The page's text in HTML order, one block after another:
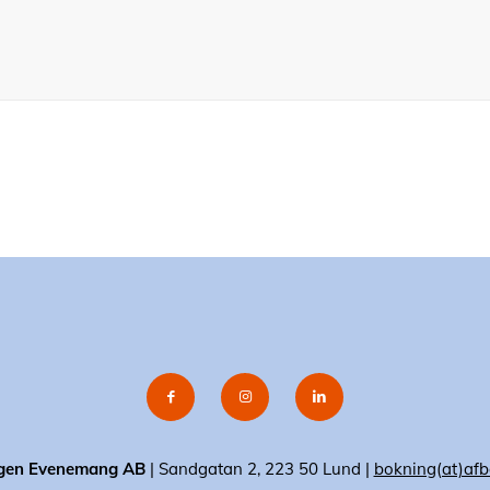
Evenemang AB| Sandgatan 2, 223 50 Lund |